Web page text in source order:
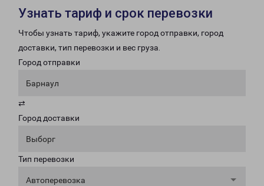
Узнать тариф и срок перевозки
Чтобы узнать тариф, укажите город отправки, город
доставки, тип перевозки и вес груза.
Город отправки
Барнаул
⇄
Город доставки
Выборг
Тип перевозки
Автоперевозка